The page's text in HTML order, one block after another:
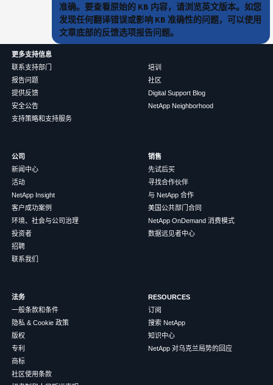
准确。要查看原始的 KB 内容，请浏览英文版本。如您
发现任何翻译错误或影响 KB 准确性的问题，可以使用
文章底部的反馈选项报告问题。
更多支持信息
联系支持部门
报告问题
提供反馈
安全公告
支持策略和支持服务
培训
社区
Digital Support Blog
NetApp Neighborhood
公司
新闻中心
活动
NetApp Insight
客户成功案例
环境、社会与公司治理
投资者
招聘
联系我们
销售
先试后买
寻找合作伙伴
与 NetApp 合作
美国公共部门合同
NetApp OnDemand 消费模式
数据远见者中心
法务
一般条款和条件
隐私 & Cookie 政策
版权
专利
商标
社区使用条款
RESOURCES
订阅
搜索 NetApp
知识中心
NetApp 对乌克兰局势的回应